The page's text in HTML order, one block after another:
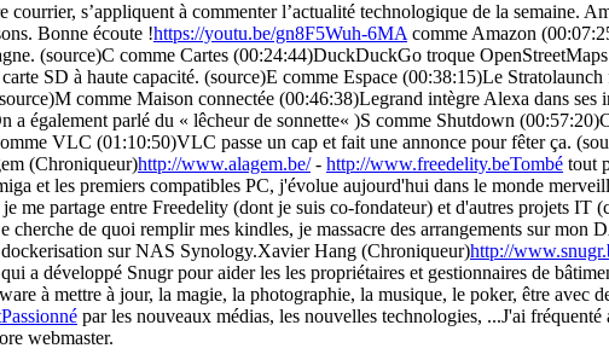
s’appliquent à commenter l’actualité technologique de la semaine.
Bonne écoute !https://youtu.be/gn8F5Wuh-6MA comme Amazon
(source)C comme Cartes (00:24:44)DuckDuckGo troque
SD à haute capacité. (source)E comme Espace (00:38:15)Le
comme Maison connectée (00:46:38)Legrand intègre Alexa dans
également parlé du « lêcheur de sonnette« )S comme Shutdown
VLC (01:10:50)VLC passe un cap et fait une annonce pour fêter ça.
(Chroniqueur)http://www.alagem.be/- http://www.freedelity.beTombé tout
et les premiers compatibles PC, j'évolue aujourd'hui dans le monde
me partage entre Freedelity (dont je suis co-fondateur) et d'autres projets
de quoi remplir mes kindles, je massacre des arrangements sur
sur NAS Synology.Xavier Hang (Chroniqueur)http://
a développé Snugr pour aider les les propriétaires et gestionnaires de
à mettre à jour, la magie, la photographie, la musique, le poker, être avec
par les nouveaux médias, les nouvelles technologies, ...J'ai
webmaster.